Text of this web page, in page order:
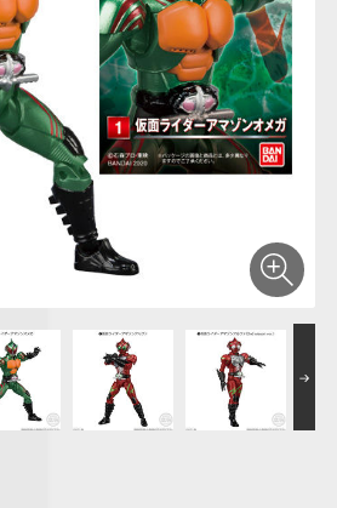
ガンダムシリーズ アンパンマン
サンリオキャラクタ
たまご
にふぉるめーしょん
＆スクエアシール
ポケモンスケールワ
ールド